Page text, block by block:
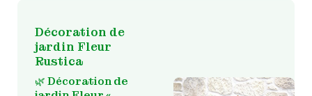
Décoration de
jardin Fleur
Rustica
🌿 Décorationde